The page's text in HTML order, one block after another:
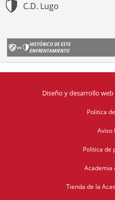
C.D. Lugo
HISTÓRICO DE ESTE
ENFRENTAMIENTO
Diseño y desarrollo web
Politica
Aviso
Politica de
Academia
Tienda de la